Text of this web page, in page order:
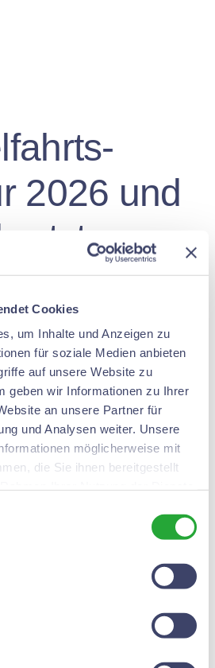
Cookies
um Inhalte und Anzeigen zu
für soziale Medien anbieten
auf unsere Website zu
geben wir Informationen zu Ihrer
an unsere Partner für
und Analysen weiter. Unsere
möglicherweise mit
die Sie ihnen bereitgestellt
2026 und
Radtour startete
Frühstück in der
in Wachtendonk.
war Kempen. Dort auf
angekommen machten
mit
es weiter nach
verbrachten wir eine
wir einige